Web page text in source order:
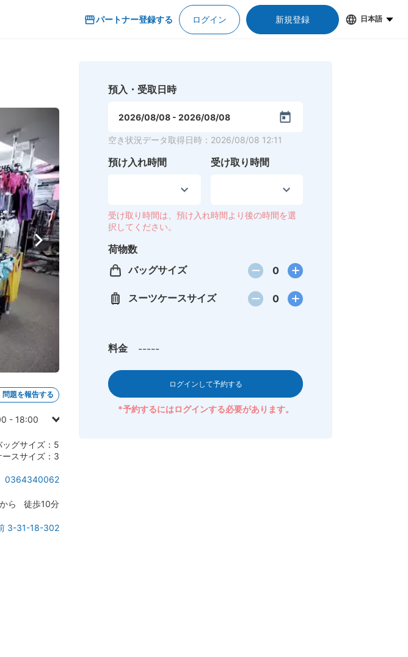
パートナー登録する ログイン 新規登録 日本語
問題を報告する
- 18:00
- 19:00
- 19:00
- 19:00
ッグサイズ：5
ースサイズ：3
0364340062
ら 徒歩10分
3-31-18-302
預入・受取日時
2026/08/08 - 2026/08/08
空き状況データ取得日時 ： 2026/08/08 12:11
預け入れ時間 受け取り時間
受け取り時間は、預け入れ時間より後の時間を選
択してください。
荷物数
バッグサイズ
0
スーツケースサイズ 0
料金 -----
ログインして予約する
*予約するにはログインする必要があります。